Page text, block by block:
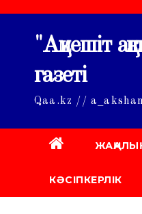
"Ақмешіт
газеті
Qaa.kz //
КӘСІПКЕРЛІК